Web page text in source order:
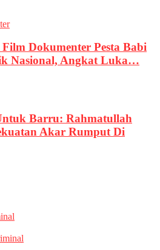
Dokumenter Pesta Babi
Nasional, Angkat Luka…
Barru: Rahmatullah
Akar Rumput Di